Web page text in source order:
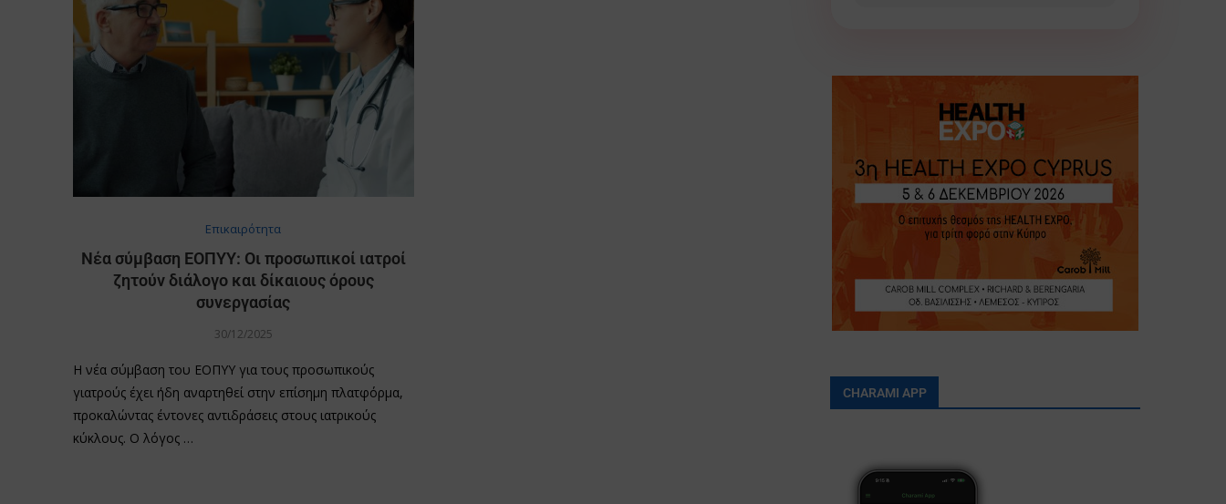
Επικαιρότητα
Νέα σύμβαση ΕΟΠΥΥ: Οι προσωπικοί ιατροί
ζητούν διάλογο και δίκαιους όρους
συνεργασίας
30/12/2025
Η νέα σύμβαση του ΕΟΠΥΥ για τους προσωπικούς
γιατρούς έχει ήδη αναρτηθεί στην επίσημη πλατφόρμα,
προκαλώντας έντονες αντιδράσεις στους ιατρικούς
κύκλους. Ο λόγος …
CHARAMI APP